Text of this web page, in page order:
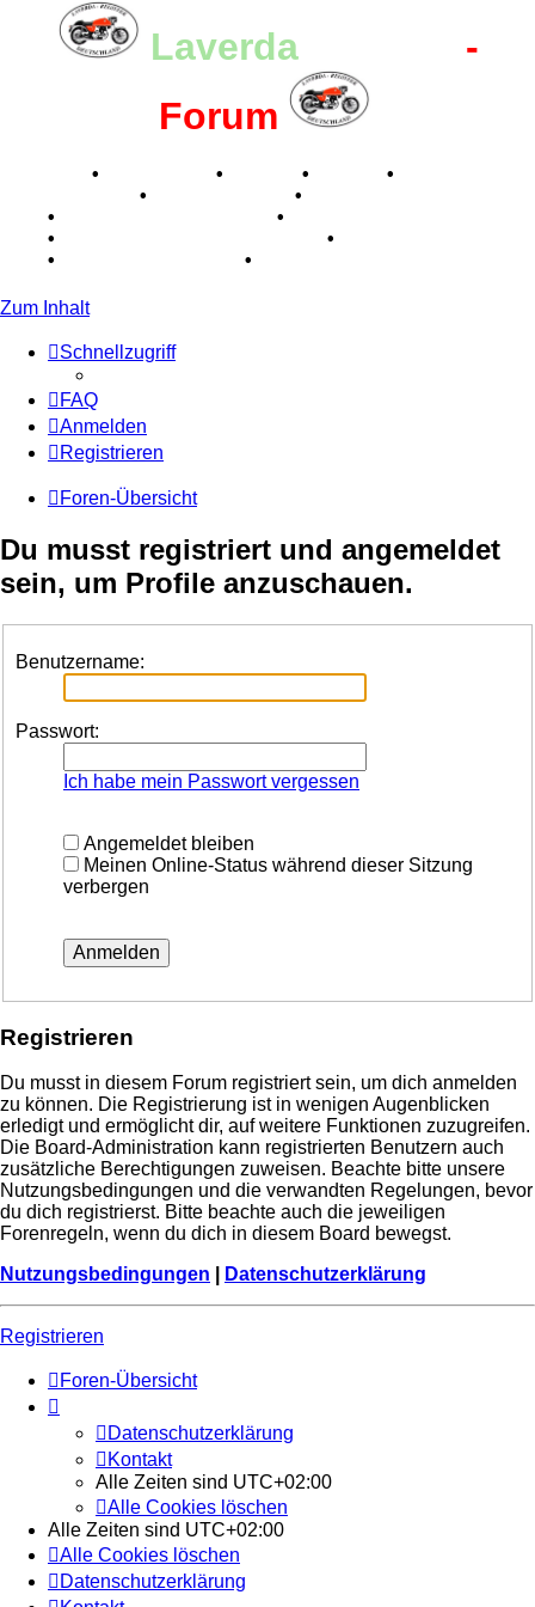
Laverda-Register -
Forum
• • •
•
• •
• •
• •
• •
Zum Inhalt
Schnellzugriff
FAQ
Anmelden
Registrieren
Foren-Übersicht
Du musst registriert und angemeldet
sein, um Profile anzuschauen.
Benutzername:
Passwort:
Ich habe mein Passwort vergessen
Angemeldet bleiben
Meinen Online-Status während dieser Sitzung
verbergen
Registrieren
Du musst in diesem Forum registriert sein, um dich anmelden
zu können. Die Registrierung ist in wenigen Augenblicken
erledigt und ermöglicht dir, auf weitere Funktionen zuzugreifen.
Die Board-Administration kann registrierten Benutzern auch
zusätzliche Berechtigungen zuweisen. Beachte bitte unsere
Nutzungsbedingungen und die verwandten Regelungen, bevor
du dich registrierst. Bitte beachte auch die jeweiligen
Forenregeln, wenn du dich in diesem Board bewegst.
Nutzungsbedingungen
Datenschutzerklärung
Registrieren
Foren-Übersicht
Datenschutzerklärung
Kontakt
Alle Zeiten sind UTC+02:00
Alle Cookies löschen
Alle Zeiten sind UTC+02:00
Alle Cookies löschen
Datenschutzerklärung